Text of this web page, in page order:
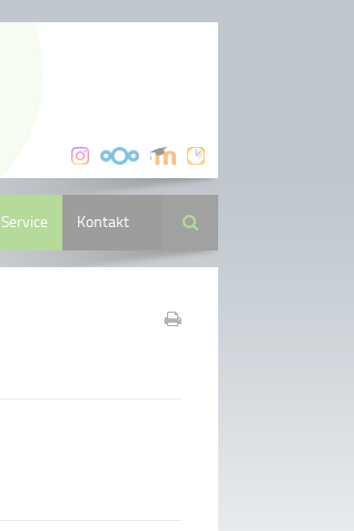
Service Kontakt Suche